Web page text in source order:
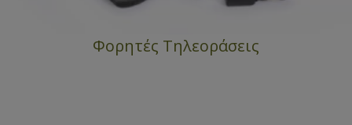
Φορητές Τηλεοράσεις